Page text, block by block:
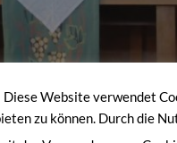
Diese Website verwendet
zu können. Durch die